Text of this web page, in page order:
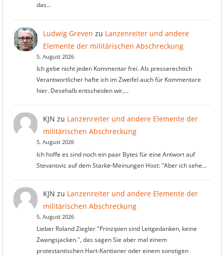
das…
Ludwig Greven zu Lanzenreiter und andere
Elemente der militärischen Abschreckung
5. August 2026
Ich gebe nicht jeden Kommentar frei. Als presserechtich
Verantwortlicher hafte ich im Zweifel auch für Kommentare
hier. Desehalb entscheiden wir,…
KJN zu Lanzenreiter und andere Elemente der
militärischen Abschreckung
5. August 2026
Ich hoffe es sind noch ein paar Bytes für eine Antwort auf
Stevanovic auf dem Starke-Meinungen Host: "Aber ich sehe…
KJN zu Lanzenreiter und andere Elemente der
militärischen Abschreckung
5. August 2026
Lieber Roland Ziegler "Prinzipien sind Leitgedanken, keine
Zwangsjacken.", das sagen Sie aber mal einem
protestantischen Hart-Kantianer oder einem sonstigen